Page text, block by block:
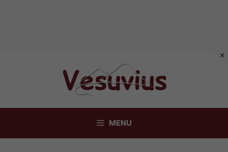
MENU